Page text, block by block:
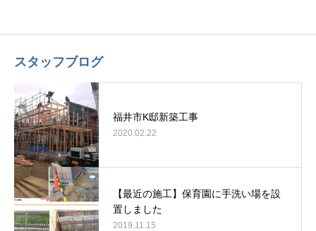
スタッフブログ
福井市K邸新築工事
2020.02.22
【最近の施工】保育園に手洗い場を設
置しました
2019.11.15